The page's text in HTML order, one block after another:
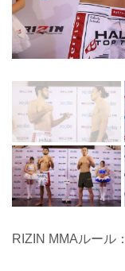
RIZIN MMAルール